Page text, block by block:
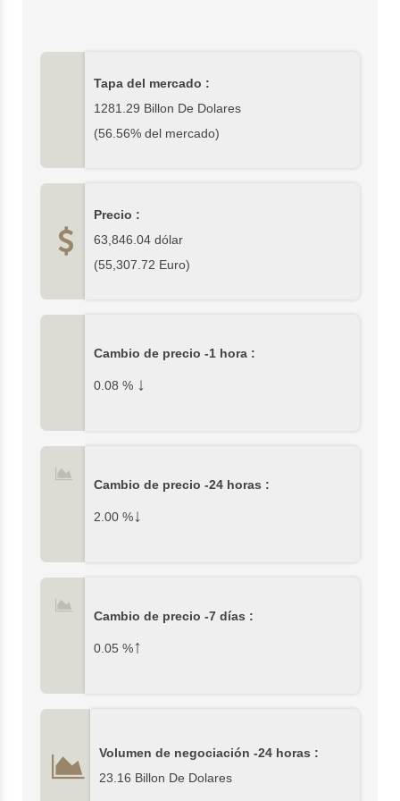
Tapa del mercado :
1281.29 Billon De Dolares
(56.56% del mercado)
Precio :
63,846.04 dólar
(55,307.72 Euro)
Cambio de precio -1 hora :
0.08 % ↓
Cambio de precio -24 horas :
2.00 %↓
Cambio de precio -7 días :
0.05 %↑
Volumen de negociación -24 horas :
23.16 Billon De Dolares